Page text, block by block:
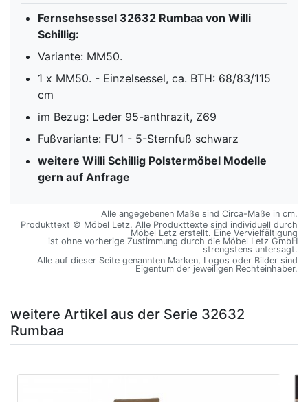
Fernsehsessel 32632 Rumbaa von Willi
Schillig:
Variante: MM50.
1 x MM50. - Einzelsessel, ca. BTH: 68/83/115
cm
im Bezug: Leder 95-anthrazit, Z69
Fußvariante: FU1 - 5-Sternfuß schwarz
weitere Willi Schillig Polstermöbel Modelle
gern auf Anfrage
Alle angegebenen Maße sind Circa-Maße in cm.
Produkttext © Möbel Letz. Alle Produkttexte sind individuell durch
Möbel Letz erstellt. Eine Vervielfältigung
ist ohne vorherige Zustimmung durch die Möbel Letz GmbH
strengstens untersagt.
Alle auf dieser Seite genannten Marken, Logos oder Bilder sind
Eigentum der jeweiligen Rechteinhaber.
weitere Artikel aus der Serie 32632
Rumbaa